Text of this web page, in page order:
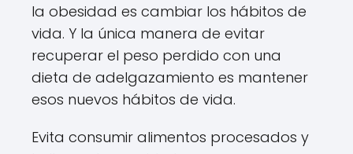
la obesidad es cambiar los hábitos de
vida. Y la única manera de evitar
recuperar el peso perdido con una
dieta de adelgazamiento es mantener
esos nuevos hábitos de vida.
Evita consumir alimentos procesados y